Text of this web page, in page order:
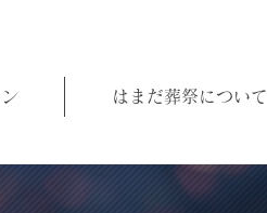
はまだ葬祭について